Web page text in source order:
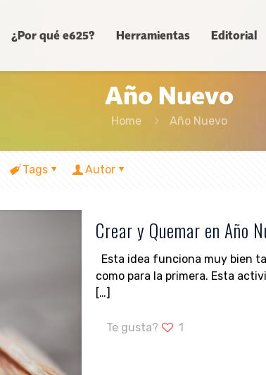
¿Por qué e625? Herramientas Editorial
Año Nuevo
Home Año Nuevo
Tags Autor
Crear y Quemar en Año
Esta idea funciona muy bien
como para la primera. Esta
[…]
Te gusta? 1